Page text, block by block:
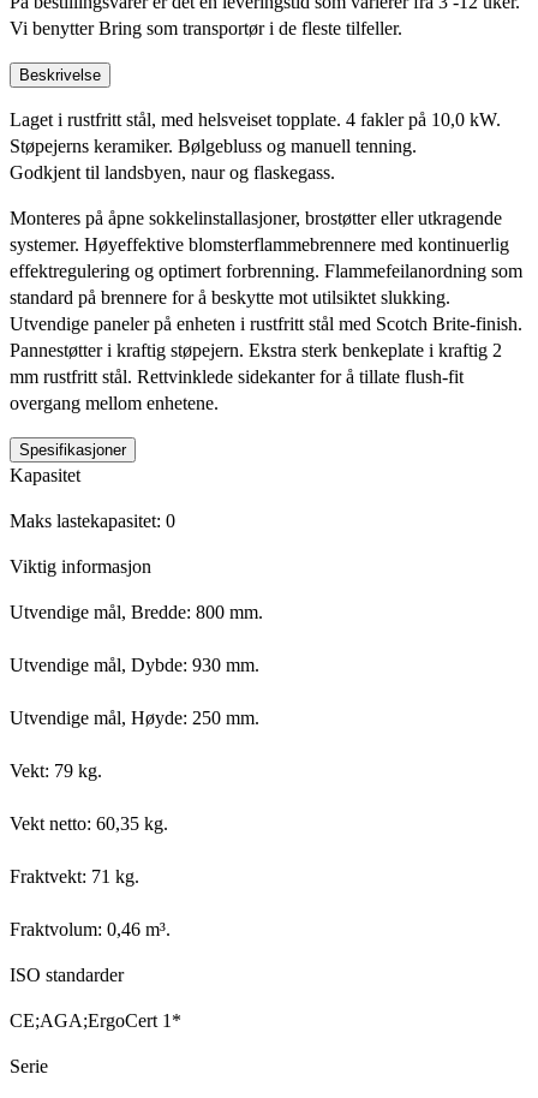
Vi benytter Bring som transportør i de fleste tilfeller.
Beskrivelse
Laget i rustfritt stål, med helsveiset topplate. 4 fakler på 10,0 kW.
Støpejerns keramiker. Bølgebluss og manuell tenning.
Godkjent til landsbyen, naur og flaskegass.
Monteres på åpne sokkelinstallasjoner, brostøtter eller utkragende
systemer. Høyeffektive blomsterflammebrennere med kontinuerlig
effektregulering og optimert forbrenning. Flammefeilanordning som
standard på brennere for å beskytte mot utilsiktet slukking.
Utvendige paneler på enheten i rustfritt stål med Scotch Brite-finish.
Pannestøtter i kraftig støpejern. Ekstra sterk benkeplate i kraftig 2
mm rustfritt stål. Rettvinklede sidekanter for å tillate flush-fit
overgang mellom enhetene.
Spesifikasjoner
Kapasitet
Maks lastekapasitet: 0
Viktig informasjon
Utvendige mål, Bredde: 800 mm.
Utvendige mål, Dybde: 930 mm.
Utvendige mål, Høyde: 250 mm.
Vekt: 79 kg.
Vekt netto: 60,35 kg.
Fraktvekt: 71 kg.
Fraktvolum: 0,46 m³.
ISO standarder
CE;AGA;ErgoCert 1*
Serie